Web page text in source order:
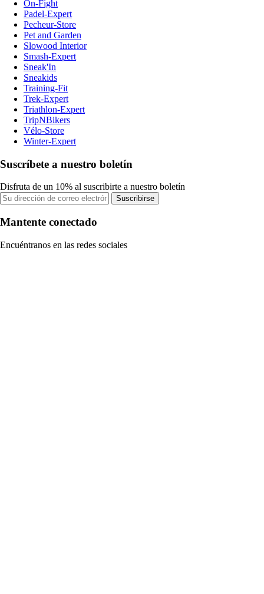
On-Fight
Padel-Expert
Pecheur-Store
Pet and Garden
Slowood Interior
Smash-Expert
Sneak'In
Sneakids
Training-Fit
Trek-Expert
Triathlon-Expert
TripNBikers
Vélo-Store
Winter-Expert
Suscríbete a nuestro boletín
Disfruta de un 10% al suscribirte a nuestro boletín
Suscribirse
Mantente conectado
Encuéntranos en las redes sociales